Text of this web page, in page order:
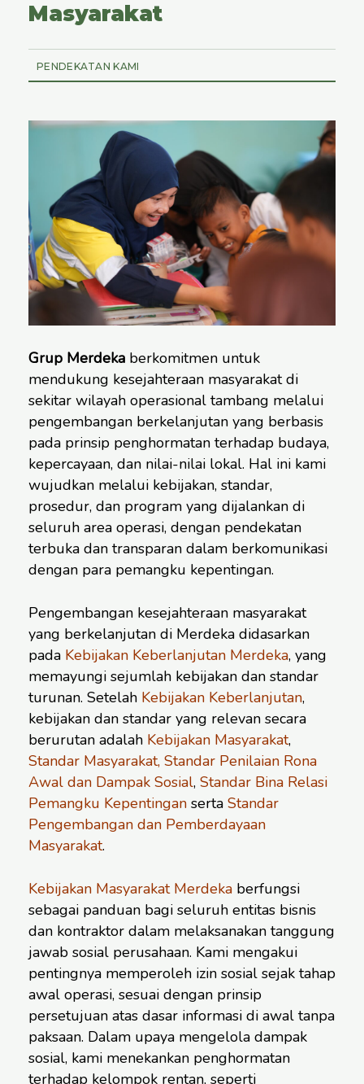
Masyarakat
PENDEKATAN KAMI
Grup Merdeka berkomitmen untuk
mendukung kesejahteraan masyarakat di
sekitar wilayah operasional tambang melalui
pengembangan berkelanjutan yang berbasis
pada prinsip penghormatan terhadap budaya,
kepercayaan, dan nilai-nilai lokal. Hal ini kami
wujudkan melalui kebijakan, standar,
prosedur, dan program yang dijalankan di
seluruh area operasi, dengan pendekatan
terbuka dan transparan dalam berkomunikasi
dengan para pemangku kepentingan.
Pengembangan kesejahteraan masyarakat
yang berkelanjutan di Merdeka didasarkan
pada Kebijakan Keberlanjutan Merdeka, yang
memayungi sejumlah kebijakan dan standar
turunan. Setelah Kebijakan Keberlanjutan,
kebijakan dan standar yang relevan secara
berurutan adalah Kebijakan Masyarakat,
Standar Masyarakat, Standar Penilaian Rona
Awal dan Dampak Sosial, Standar Bina Relasi
Pemangku Kepentingan serta Standar
Pengembangan dan Pemberdayaan
Masyarakat.
Kebijakan Masyarakat Merdeka berfungsi
sebagai panduan bagi seluruh entitas bisnis
dan kontraktor dalam melaksanakan tanggung
jawab sosial perusahaan. Kami mengakui
pentingnya memperoleh izin sosial sejak tahap
awal operasi, sesuai dengan prinsip
persetujuan atas dasar informasi di awal tanpa
paksaan. Dalam upaya mengelola dampak
sosial, kami menekankan penghormatan
terhadap kelompok rentan, seperti